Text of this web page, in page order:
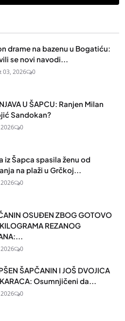
drame na bazenu u Bogatiću:
se novi navodi...
03, 2026 0
U ŠAPCU: Ranjen Milan
Sandokan?
2026 0
iz Šapca spasila ženu od
na plaži u Grčkoj...
2026 0
OSUĐEN ZBOG GOTOVO
REZANOG
2026 0
ŠAPČANIN I JOŠ DVOJICA
Osumnjičeni da...
2026 0